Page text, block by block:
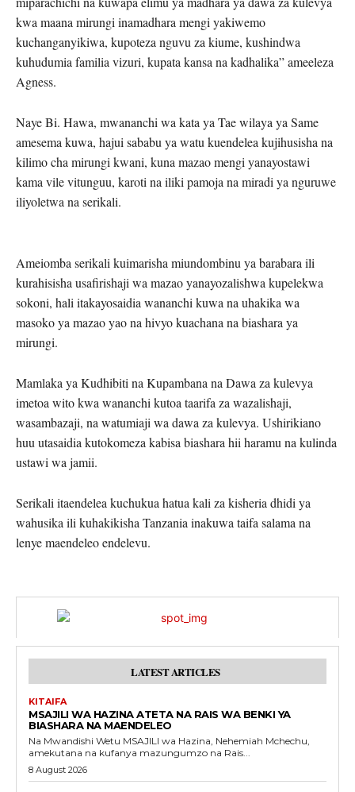
kwa maana mirungi inamadhara mengi yakiwemo
kuchanganyikiwa, kupoteza nguvu za kiume, kushindwa
kuhudumia familia vizuri, kupata kansa na kadhalika” ameeleza
Agness.
Naye Bi. Hawa, mwananchi wa kata ya Tae wilaya ya Same
amesema kuwa, hajui sababu ya watu kuendelea kujihusisha na
kilimo cha mirungi kwani, kuna mazao mengi yanayostawi
kama vile vitunguu, karoti na iliki pamoja na miradi ya nguruwe
iliyoletwa na serikali.
Ameiomba serikali kuimarisha miundombinu ya barabara ili
kurahisisha usafirishaji wa mazao yanayozalishwa kupelekwa
sokoni, hali itakayosaidia wananchi kuwa na uhakika wa
masoko ya mazao yao na hivyo kuachana na biashara ya
mirungi.
Mamlaka ya Kudhibiti na Kupambana na Dawa za kulevya
imetoa wito kwa wananchi kutoa taarifa za wazalishaji,
wasambazaji, na watumiaji wa dawa za kulevya. Ushirikiano
huu utasaidia kutokomeza kabisa biashara hii haramu na kulinda
ustawi wa jamii.
Serikali itaendelea kuchukua hatua kali za kisheria dhidi ya
wahusika ili kuhakikisha Tanzania inakuwa taifa salama na
lenye maendeleo endelevu.
LATEST ARTICLES
KITAIFA
MSAJILI WA HAZINA ATETA NA RAIS WA BENKI YA
BIASHARA NA MAENDELEO
Na Mwandishi Wetu MSAJILI wa Hazina, Nehemiah Mchechu,
amekutana na kufanya mazungumzo na Rais...
8 August 2026